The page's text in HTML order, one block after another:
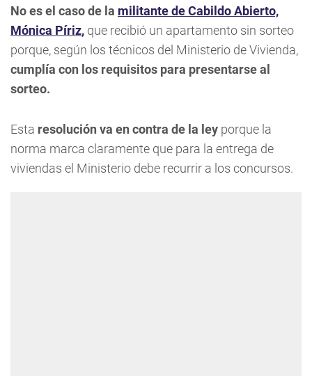
No es el caso de la militante de Cabildo Abierto,
Mónica Píriz, que recibió un apartamento sin sorteo
porque, según los técnicos del Ministerio de Vivienda,
cumplía con los requisitos para presentarse al
sorteo.
Esta resolución va en contra de la ley porque la
norma marca claramente que para la entrega de
viviendas el Ministerio debe recurrir a los concursos.